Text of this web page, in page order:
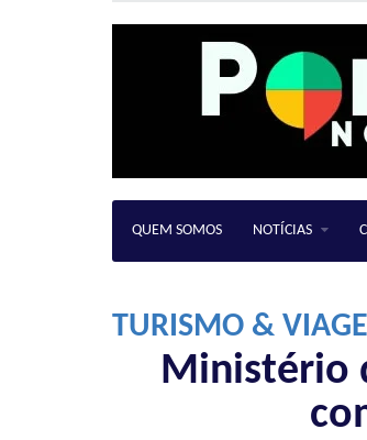
QUEM SOMOS NOTÍCIAS
TURISMO &
Ministério